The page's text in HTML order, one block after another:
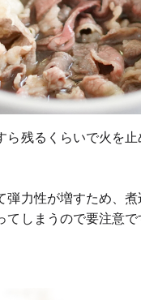
ら残るくらいで火を止
弾力性が増すため、煮
しまうので要注意で